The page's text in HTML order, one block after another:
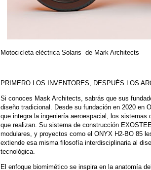
Motocicleta eléctrica Solaris de Mark Architects
PRIMERO LOS INVENTORES, DESPUÉS LOS
Si conoces Mask Architects, sabrás que sus
diseño tradicional. Desde su fundación en 2020 en
que integra la ingeniería aeroespacial, los
que realizan. Su sistema de construcción
modulares, y proyectos como el ONYX H2-BO 85
extiende esa misma filosofía interdisciplinaria al
tecnológica.
El enfoque biomimético se inspira en la anatomía